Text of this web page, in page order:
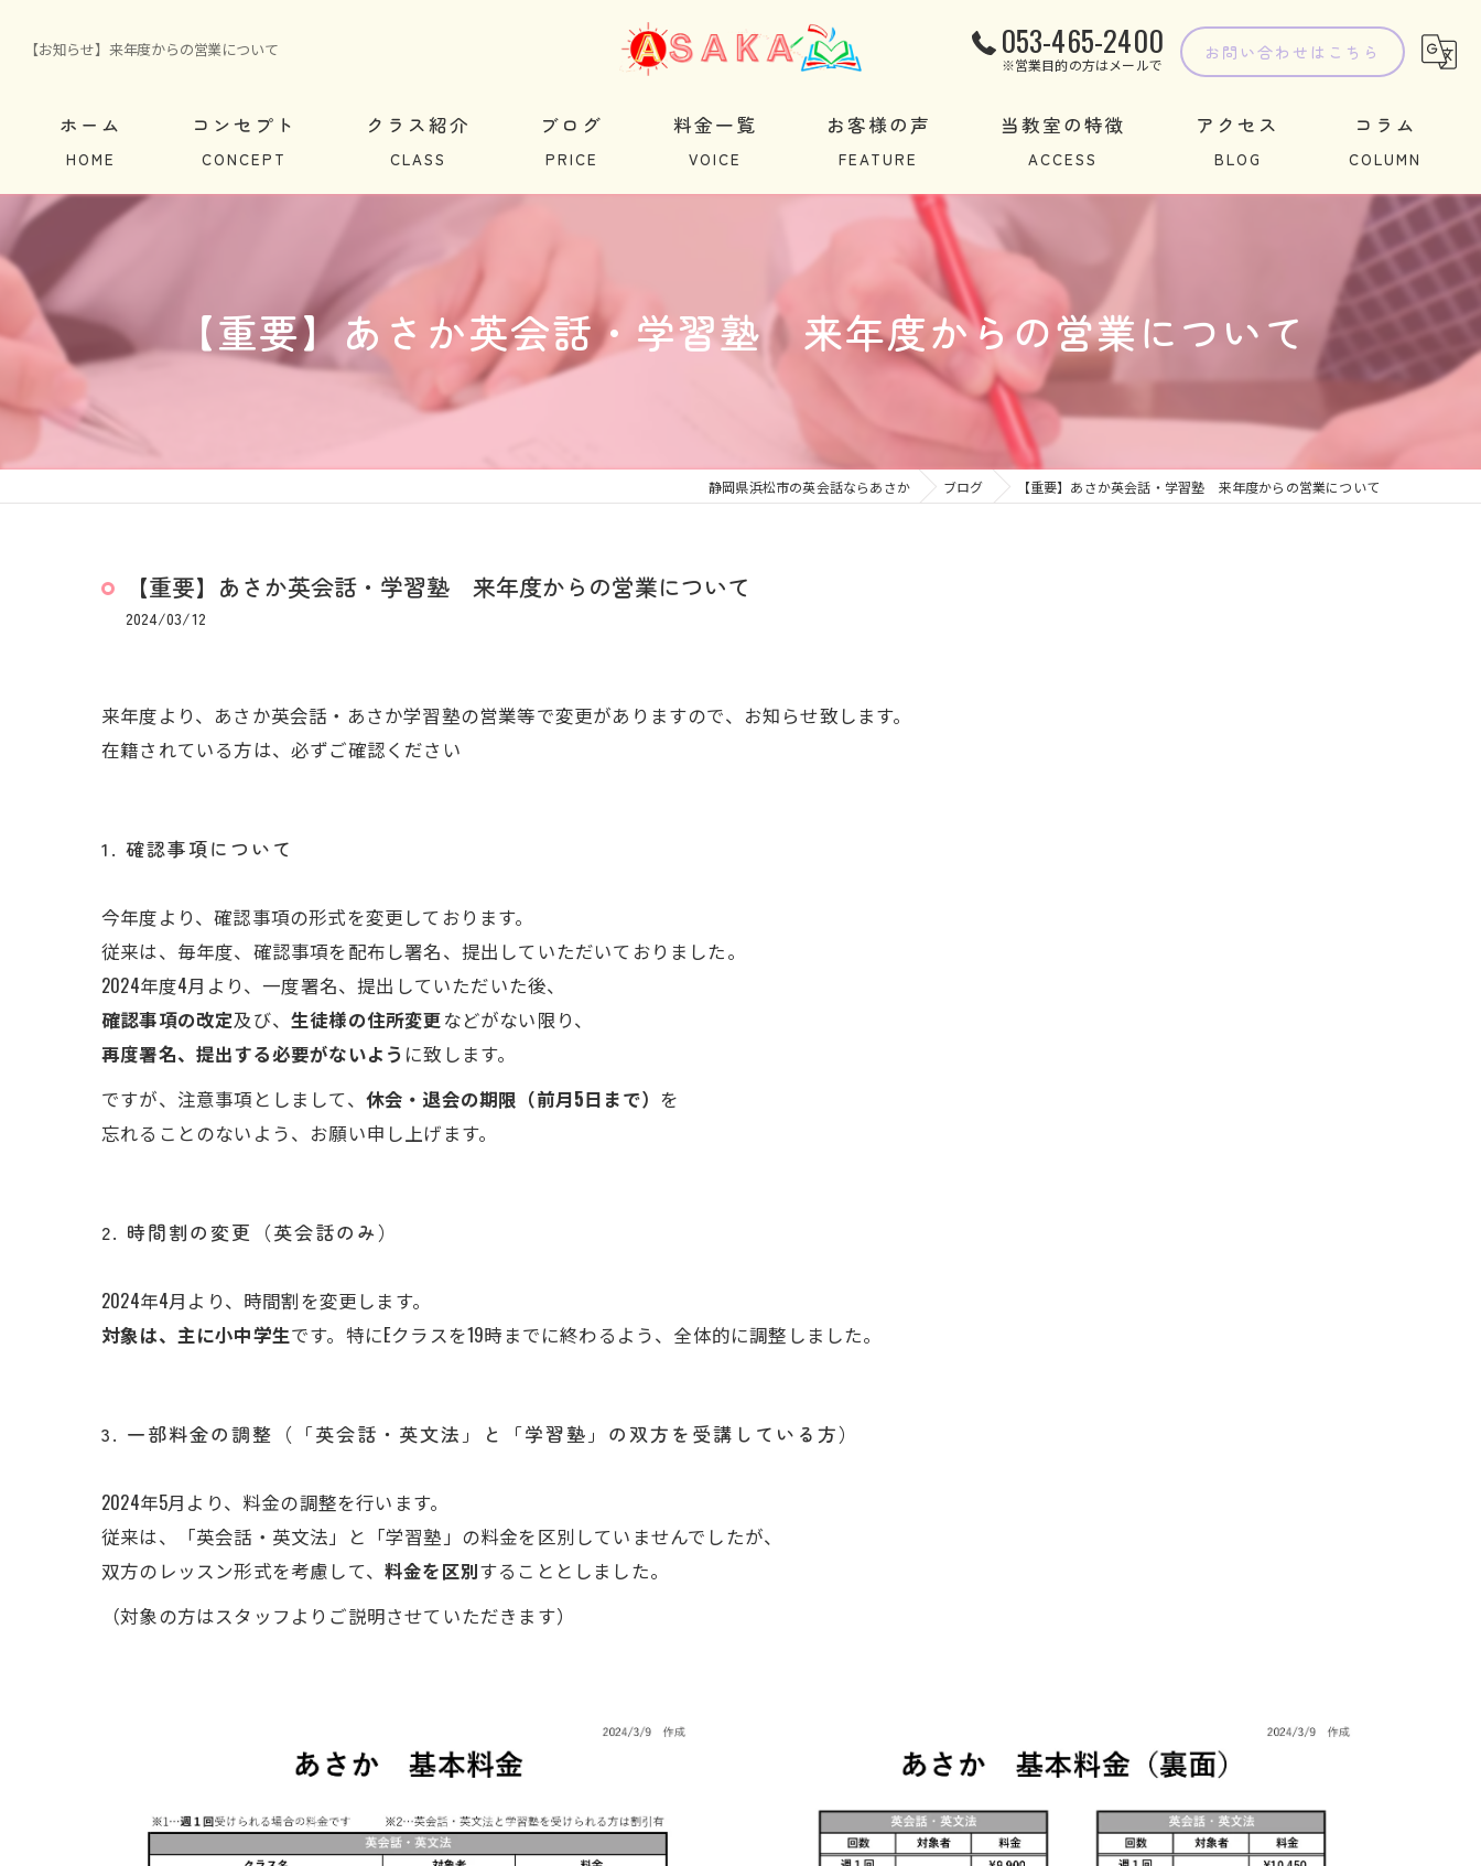
【お知らせ】来年度からの営業について 053-465-2400
※営業目的の方はメールで
お問い合わせはこちら
ホーム コンセプト クラス紹介
ブロードバンド
よくある質問
ブログ 料金一覧 お客様の声 当教室の特徴
子ども
指導
習い事
教室
アクセス コラム
【重要】あさか英会話・学習塾 来年度からの営業について
静岡県浜松市の英会話ならあさか ブログ 【重要】あさか英会話・学習塾 来年度からの営業について
【重要】あさか英会話・学習塾 来年度からの営業について
2024/03/12
来年度より、あさか英会話・あさか学習塾の営業等で変更がありますので、お知らせ致します。
在籍されている方は、必ずご確認ください
1. 確認事項について
今年度より、確認事項の形式を変更しております。
従来は、毎年度、確認事項を配布し署名、提出していただいておりました。
2024年度4月より、一度署名、提出していただいた後、
確認事項の改定及び、生徒様の住所変更などがない限り、
再度署名、提出する必要がないよう に致します。
ですが、注意事項としまして、 休会・退会の期限（前月5日まで） を
忘れることのないよう、お願い申し上げます。
2. 時間割の変更（英会話のみ）
2024年4月より、時間割を変更します。
対象は、主に小中学生です。特にEクラスを19時までに終わるよう、全体的に調整しました。
3. 一部料金の調整（「英会話・英文法」と「学習塾」の双方を受講している方）
2024年5月より、料金の調整を行います。
従来は、「英会話・英文法」と「学習塾」の料金を区別していませんでしたが、
双方のレッスン形式を考慮して、 料金を区別することとしました。
（対象の方はスタッフよりご説明させていただきます）